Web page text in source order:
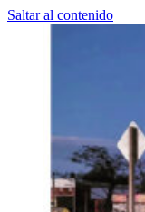
Saltar al contenido